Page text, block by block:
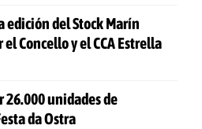
edición del Stock Marín
Concello y el CCA Estrella
unidades de
da Ostra